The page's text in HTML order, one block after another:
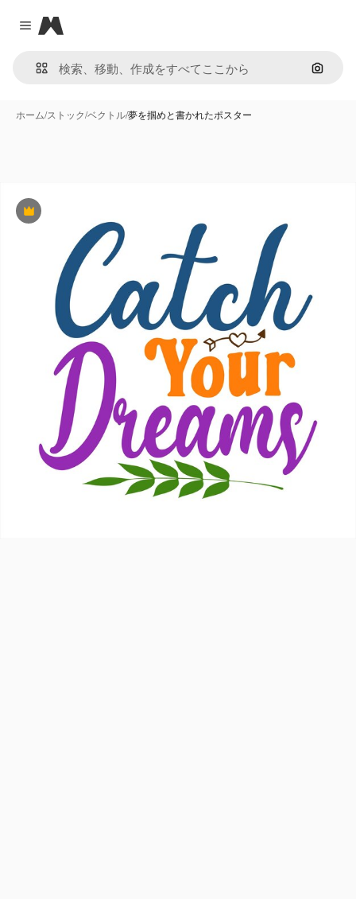
Close menu
Magnific
画像で
ホーム/ストック/ベクトル/夢を掴めと書かれたポスター
Premium